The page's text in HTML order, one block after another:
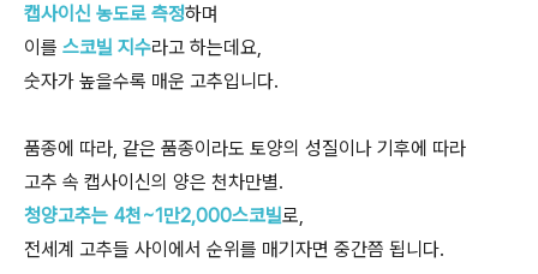
캡사이신 농도로 측정하며
이를 스코빌 지수라고 하는데요,
숫자가 높을수록 매운 고추입니다.
품종에 따라, 같은 품종이라도 토양의 성질이나 기후에 따라
고추 속 캡사이신의 양은 천차만별.
청양고추는 4천~1만2,000스코빌로,
전세계 고추들 사이에서 순위를 매기자면 중간쯤 됩니다.